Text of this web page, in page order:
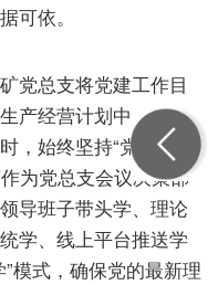
可依。
党总支将党建工作目
产经营计划中。在制
，始终坚持“党建引
为党总支会议决策部
导班子带头学、理论
学、线上平台推送学
模式，确保党的最新理